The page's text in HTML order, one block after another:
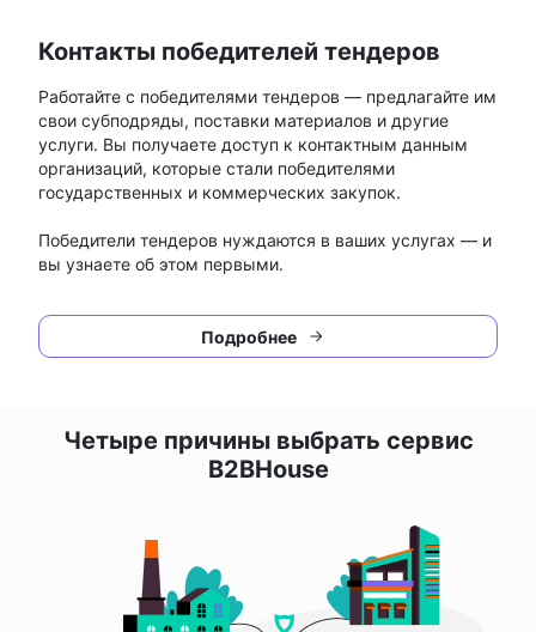
Контакты победителей тендеров
Работайте с победителями тендеров — предлагайте им
свои субподряды, поставки материалов и другие
услуги. Вы получаете доступ к контактным данным
организаций, которые стали победителями
государственных и коммерческих закупок.
Победители тендеров нуждаются в ваших услугах — и
вы узнаете об этом первыми.
Подробнее
Четыре причины выбрать сервис
B2BHouse